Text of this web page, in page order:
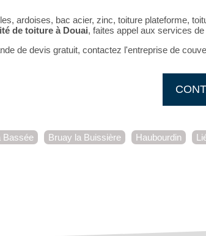
ardoises, bac acier, zinc, toiture plateforme,
de toiture à Douai, faites appel aux services
de devis gratuit, contactez l'entreprise de
Bassée Bruay la Buissière Haubourdin